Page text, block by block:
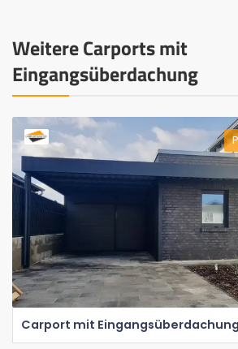
Weitere Carports mit
Eingangsüberdachung
Carport mit